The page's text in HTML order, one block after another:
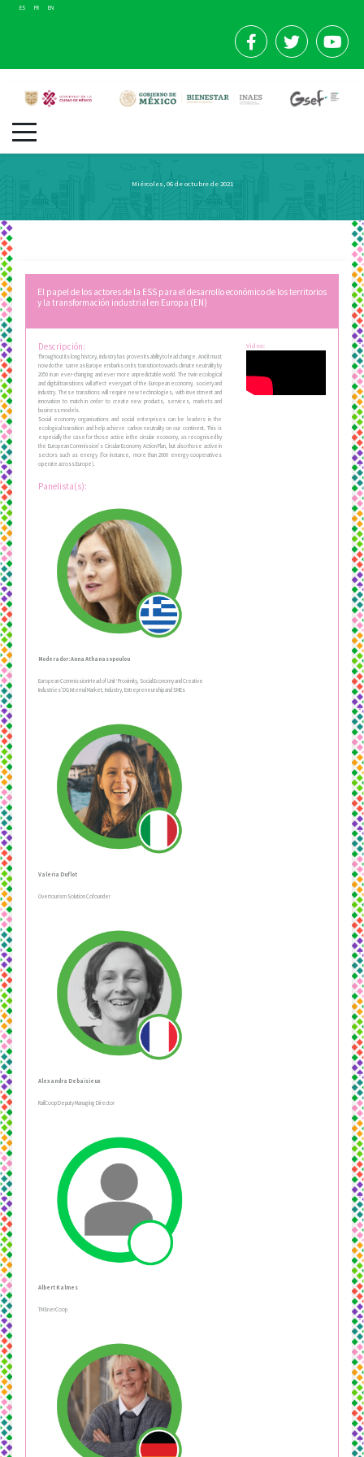
ES FR EN
Miércoles, 06 de octubre de 2021
El papel de los actores de la ESS para el desarrollo económico de los territorios
y la transformación industrial en Europa (EN)
Descripción:
Throughout its long history, industry has proven its ability to lead change. And it must
now do the same as Europe embarks on its transition towards climate neutrality by
2050 in an ever-changing and ever more unpredictable world. The twin ecological
and digital transitions will affect every part of the European economy, society and
industry. These transitions will require new technologies, with investment and
innovation to match in order to create new products, services, markets and
business models.
Social economy organisations and social enterprises can be leaders in the
ecological transition and help achieve carbon neutrality on our continent. This is
especially the case for those active in the circular economy, as recognised by
the European Commission’s Circular Economy Action Plan, but also those active in
sectors such as energy (for instance, more than 2000 energy cooperatives
operate across Europe).
Panelista(s):
Moderador: Anna Athanasopoulou
European CommissionHead of Unit ‘Proximity, Social Economy and Creative
Industries’DG Internal Market, Industry, Entrepreneurship and SMEs
Valeria Duflot
Overtourism Solution Cofounder
Alexandra Debaisieux
RailCoop Deputy Managing Director
Albert Kalmes
TM EnerCoop
Video: